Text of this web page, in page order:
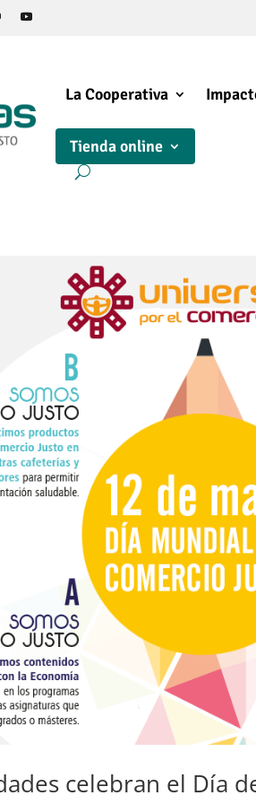
La Cooperativa
Tienda online
celebran el Día